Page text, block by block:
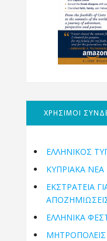
ΧΡΗΣΙΜΟΙ
ΕΛΛΗΝΙΚΟΣ
ΚΥΠΡΙΑΚΑ ΝΕΑ
ΕΚΣΤΡΑΤΕΙΑ
ΕΛΛΗΝΙΚΆ
ΜΗΤΡΟΠΌΛΕΙΣ